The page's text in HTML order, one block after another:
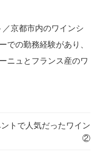
京都市内のワインシ
での勤務経験があり、
ニュとフランス産のワ
トで人気だったワイン
②